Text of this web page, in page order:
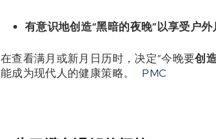
有意识地创造“黑暗的夜晚”以享受户外
在查看满月或新月日历时，决定“今晚要创
能成为现代人的健康策略。
PMC